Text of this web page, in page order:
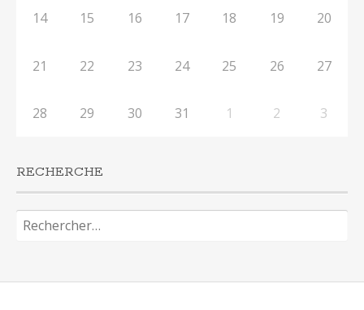
14 15 16 17 18 19 20
21 22 23 24 25 26 27
28 29 30 31 1 2 3
RECHERCHE
Rechercher :